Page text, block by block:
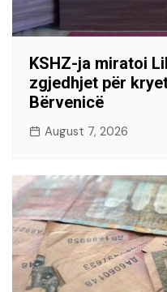
KSHZ-ja miratoi
zgjedhjet për
Bërvenicë
August 7, 2026